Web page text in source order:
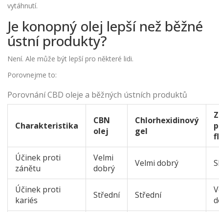
vytáhnutí.
Je konopný olej lepší než běžné
ústní produkty?
Není. Ale může být lepší pro některé lidi.
Porovnejme to:
Porovnání CBD oleje a běžných ústních produktů
Charakteristika
CBN
olej
Chlorhexidinový
gel
Účinek proti
zánětu
Velmi
dobrý
Velmi dobrý
Účinek proti
kariés
Střední Střední